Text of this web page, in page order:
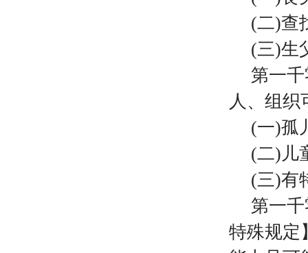
(二)查
(三)生
第一
人、组织
(一)孤
(二)儿
(三)有
第一
特殊规定